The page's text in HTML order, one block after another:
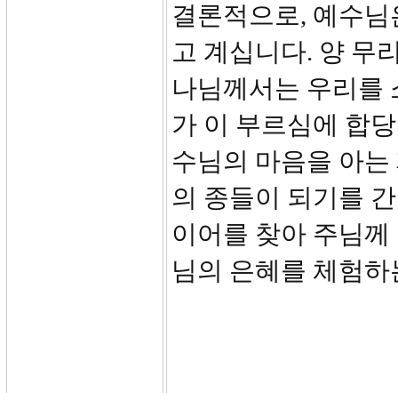
결론적으로, 예수
고 계십니다. 양 무
나님께서는 우리를
가 이 부르심에 합
수님의 마음을 아
의 종들이 되기를
이어를 찾아 주님
님의 은혜를 체험